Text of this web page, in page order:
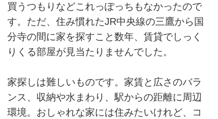
買うつもりなどこれっぽっちもなかったので
す。ただ、住み慣れたJR中央線の三鷹から国
分寺の間に家を探すこと数年、賃貸でしっく
りくる部屋が見当たりませんでした。
家探しは難しいものです。家賃と広さのバラ
ンス、収納や水まわり、駅からの距離に周辺
環境。おしゃれな家には住みたいけれど、コ